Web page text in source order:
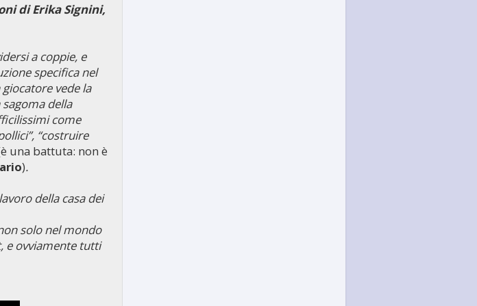
di Erika Signini,
a coppie, e
specifica nel
vede la
della
come
“costruire
una battuta: non è
).
della casa dei
solo nel mondo
e ovviamente tutti